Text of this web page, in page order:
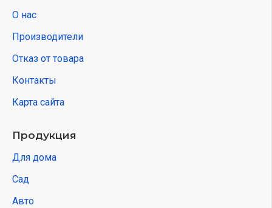
О нас
Производители
Отказ от товара
Контакты
Карта сайта
Продукция
Для дома
Сад
Авто